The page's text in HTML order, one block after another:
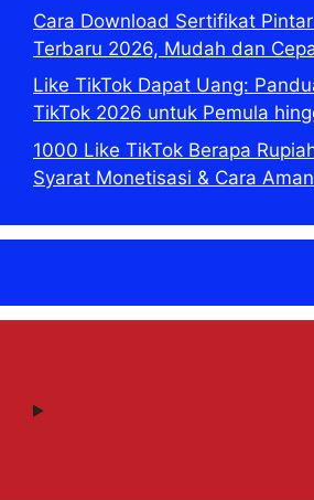
Cara Download Sertifikat
Terbaru 2026, Mudah dan
Like TikTok Dapat Uang:
TikTok 2026 untuk Pemula
1000 Like TikTok Berapa
Syarat Monetisasi & Cara Aman